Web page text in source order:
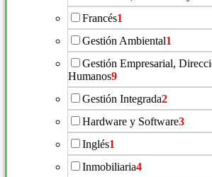
Francés1
Gestión Ambiental1
Gestión Empresarial,
Humanos9
Gestión Integrada2
Hardware y Software3
Inglés1
Inmobiliaria4